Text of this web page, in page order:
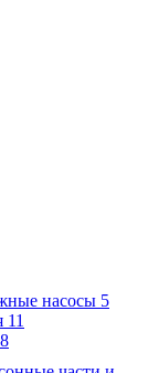
насосы 5
11